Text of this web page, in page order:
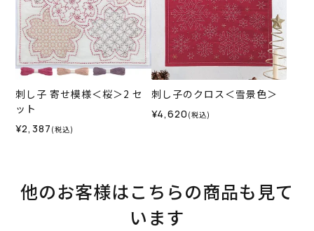
刺し子 寄せ模様＜桜＞2 セ
ット
¥2,387 (税込)
刺し子のクロス＜雪景色＞
¥4,620 (税込)
他のお客様はこちらの商品も見て
います